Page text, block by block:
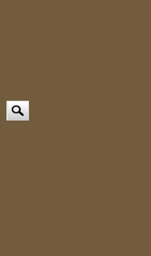
Поиск